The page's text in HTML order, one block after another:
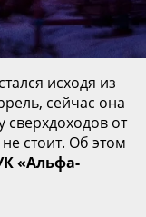
исходя из
сейчас она
сверхдоходов от
стоит. Об этом
«Альфа-